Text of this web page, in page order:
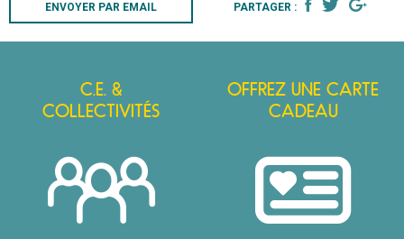
Voir sur la carte
Voir sur la carte
ENVOYER PAR EMAIL PARTAGER :
C.E. &
COLLECTIVITÉS
OFFREZ UNE CARTE
CADEAU